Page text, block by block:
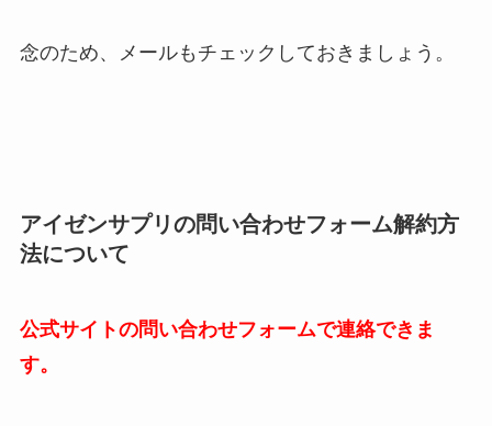
念のため、メールもチェックしておきましょう。
アイゼンサプリの問い合わせフォーム解約方
法について
公式サイトの問い合わせフォームで連絡できま
す。